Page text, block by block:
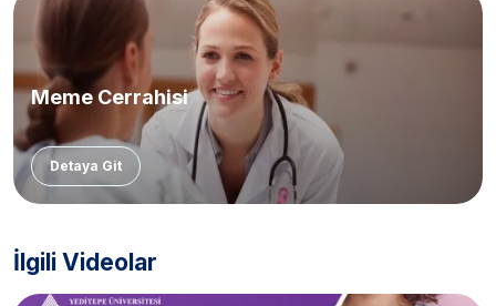
Meme Cerrahisi
Detaya Git
İlgili Videolar